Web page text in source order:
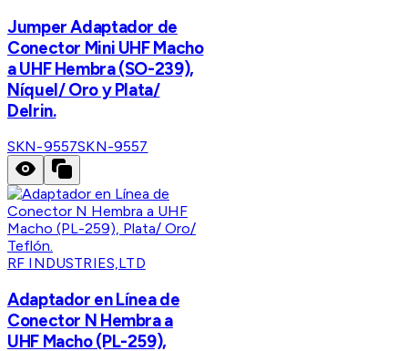
Jumper Adaptador de
Conector Mini UHF Macho
a UHF Hembra (SO-239),
Níquel/ Oro y Plata/
Delrin.
SKN-9557SKN-9557
RF INDUSTRIES,LTD
Adaptador en Línea de
Conector N Hembra a
UHF Macho (PL-259),